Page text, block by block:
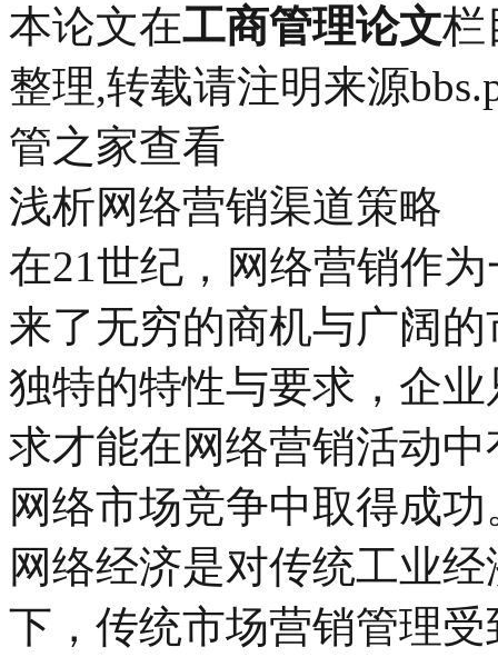
本论文在工商管理论文栏
整理,转载请注明来源
管之家查看
浅析网络营销渠道策略
在21世纪，网络营销作
来了无穷的商机与广阔
独特的特性与要求，企
求才能在网络营销活动
网络市场竞争中取得成
网络经济是对传统工业
下，传统市场营销管理